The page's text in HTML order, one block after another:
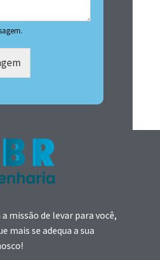
missão de levar para você,
mais se adequa a sua